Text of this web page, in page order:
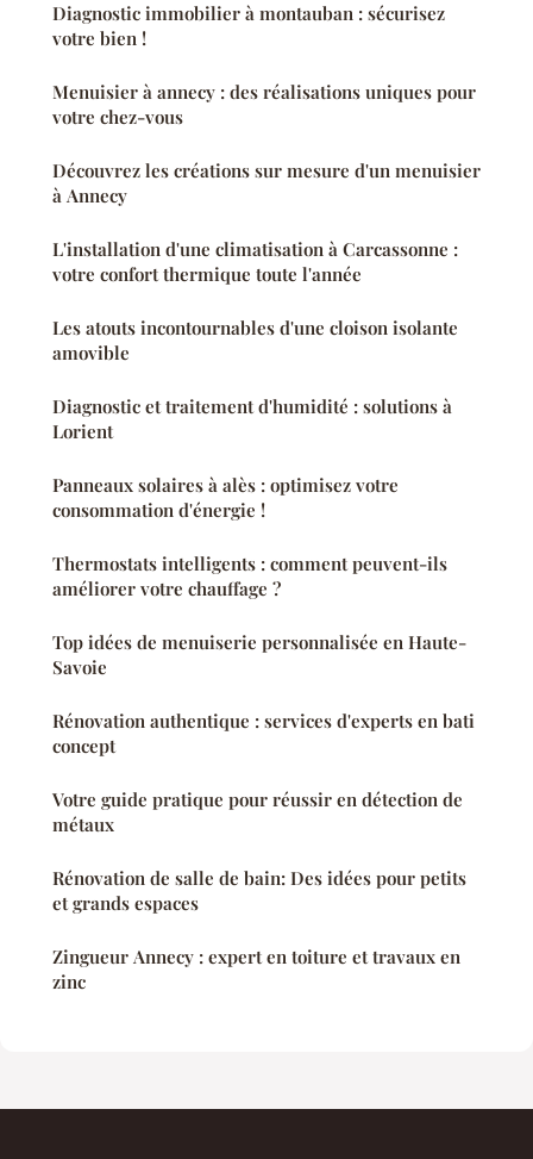
Diagnostic immobilier à montauban : sécurisez
votre bien !
Menuisier à annecy : des réalisations uniques pour
votre chez-vous
Découvrez les créations sur mesure d'un menuisier
à Annecy
L'installation d'une climatisation à Carcassonne :
votre confort thermique toute l'année
Les atouts incontournables d'une cloison isolante
amovible
Diagnostic et traitement d'humidité : solutions à
Lorient
Panneaux solaires à alès : optimisez votre
consommation d'énergie !
Thermostats intelligents : comment peuvent-ils
améliorer votre chauffage ?
Top idées de menuiserie personnalisée en Haute-
Savoie
Rénovation authentique : services d'experts en bati
concept
Votre guide pratique pour réussir en détection de
métaux
Rénovation de salle de bain: Des idées pour petits
et grands espaces
Zingueur Annecy : expert en toiture et travaux en
zinc